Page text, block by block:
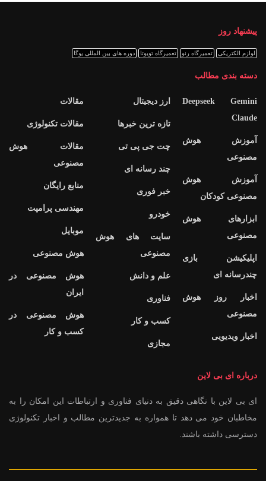
پیشنهاد روز
لوازم الکتریکی تعمیرگاه رنو تعمیرگاه تویوتا دوره های بین المللی یوگا
دسته بندی مطالب
Deepseek Gemini
Claude
آموزش هوش
مصنوعی
آموزش هوش
مصنوعی کودکان
ابزارهای هوش
مصنوعی
اپلیکیشن بازی
چندرسانه ای
اخبار روز هوش
مصنوعی
اخبار ویدیویی
ارز دیجیتال
تازه ترین خبرها
چت جی پی تی
چند رسانه ای
خبر فوری
خودرو
سایت های هوش
مصنوعی
علم و دانش
فناوری
کسب و کار
مجازی
مقالات
مقالات تکنولوژی
مقالات هوش
مصنوعی
منابع رایگان
مهندسی پرامپت
موبایل
هوش مصنوعی
هوش مصنوعی در
ایران
هوش مصنوعی در
کسب و کار
درباره ای بی لاین
ای بی لاین با نگاهی دقیق به دنیای فناوری و ارتباطات این امکان را به
مخاطبان خود می دهد تا همواره به جدیدترین مطالب و اخبار تکنولوژی
دسترسی داشته باشند.